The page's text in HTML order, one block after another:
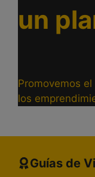
un
Promovemos
los
Guías de